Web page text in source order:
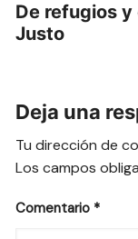
De refugios
Justo
Deja una
Tu dirección de
Los campos
Comentario *